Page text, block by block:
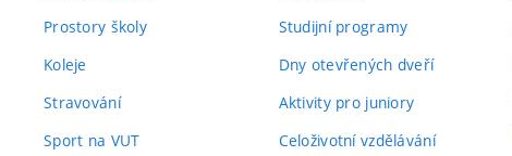
Prostory školy
Koleje
Stravování
Sport na VUT
Studijní programy
Dny otevřených dveří
Aktivity pro juniory
Celoživotní vzdělávání